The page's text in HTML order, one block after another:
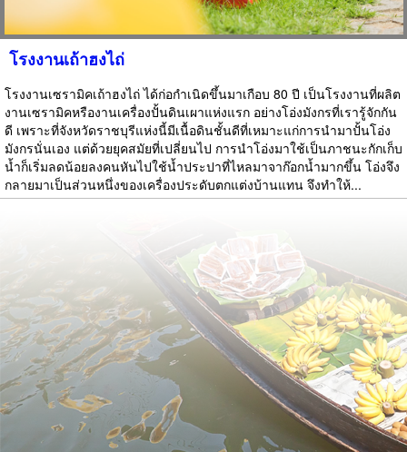
โรงงานเถ้าฮงไถ่
โรงงานเซรามิคเถ้าฮงไถ่ ได้ก่อกำเนิดขึ้นมาเกือบ 80 ปี เป็นโรงงานที่ผลิต
งานเซรามิคหรืองานเครื่องปั้นดินเผาแห่งแรก อย่างโอ่งมังกรที่เรารู้จักกัน
ดี เพราะที่จังหวัดราชบุรีแห่งนี้มีเนื้อดินชั้นดีที่เหมาะแก่การนำมาปั้นโอ่ง
มังกรนั่นเอง แต่ด้วยยุคสมัยที่เปลี่ยนไป การนำโอ่งมาใช้เป็นภาชนะกักเก็บ
น้ำก็เริ่มลดน้อยลงคนหันไปใช้น้ำประปาที่ไหลมาจาก๊อกน้ำมากขึ้น โอ่งจึง
กลายมาเป็นส่วนหนึ่งของเครื่องประดับตกแต่งบ้านแทน จึงทำให้...